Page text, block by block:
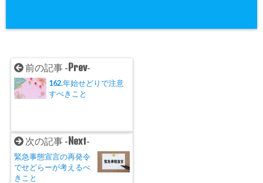
前の記事 -Prev-
162.年始せどりで注意
すべきこと
次の記事 -Next-
緊急事態宣言の再発令
でせどらーが考えるべ
きこと